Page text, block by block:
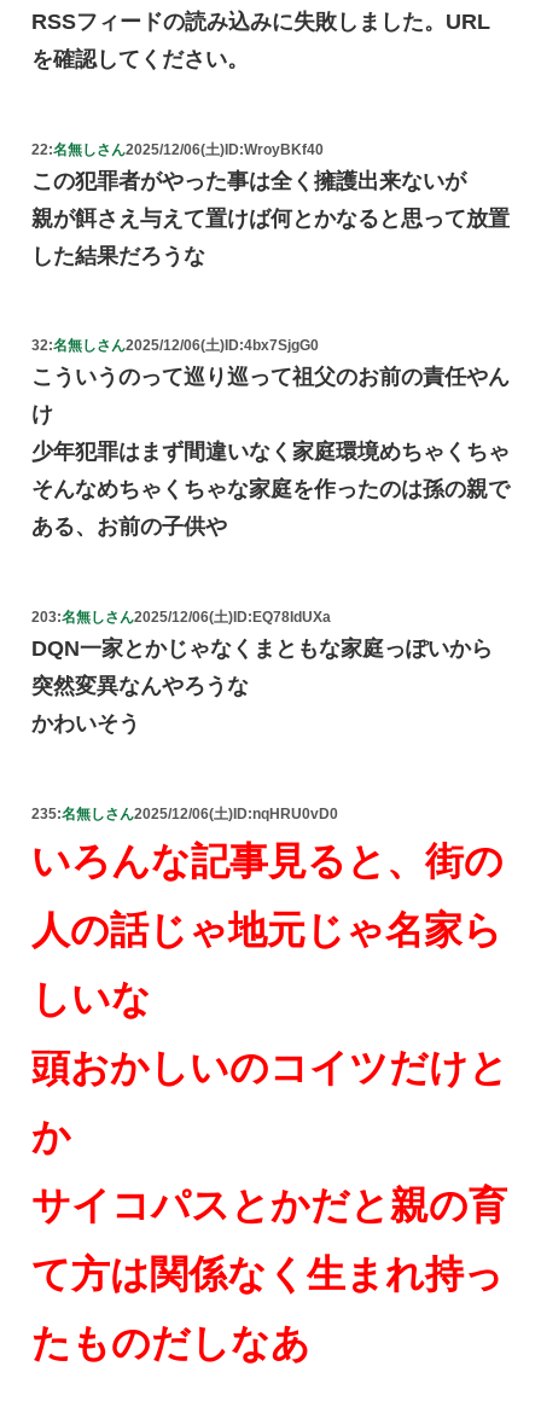
RSSフィードの読み込みに失敗しました。URL
を確認してください。
22:名無しさん2025/12/06(土)ID:WroyBKf40
この犯罪者がやった事は全く擁護出来ないが
親が餌さえ与えて置けば何とかなると思って放置
した結果だろうな
32:名無しさん2025/12/06(土) ID:4bx7SjgG0
こういうのって巡り巡って祖父のお前の責任やん
け
少年犯罪はまず間違いなく家庭環境めちゃくちゃ
そんなめちゃくちゃな家庭を作ったのは孫の親で
ある、お前の子供や
203:名無しさん2025/12/06(土) ID:EQ78IdUXa
DQN一家とかじゃなくまともな家庭っぽいから
突然変異なんやろうな
かわいそう
235:名無しさん2025/12/06(土) ID:nqHRU0vD0
いろんな記事見ると、街の
人の話じゃ地元じゃ名家ら
しいな
頭おかしいのコイツだけと
か
サイコパスとかだと親の育
て方は関係なく生まれ持っ
たものだしなあ